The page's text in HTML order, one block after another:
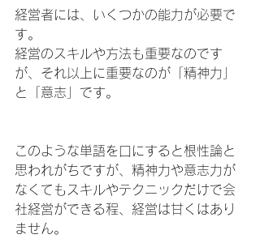
経営者には、いくつかの能力が必要で
す。
経営のスキルや方法も重要なのです
が、それ以上に重要なのが「精神力」
と「意志」です。
このような単語を口にすると根性論と
思われがちですが、精神力や意志力が
なくてもスキルやテクニックだけで会
社経営ができる程、経営は甘くはあり
ません。